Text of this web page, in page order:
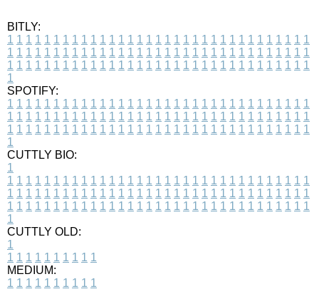
BITLY:
1 1 1 1 1 1 1 1 1 1 1 1 1 1 1 1 1 1 1 1 1 1 1 1 1 1 1 1 1 1 1 1 1
1 1 1 1 1 1 1 1 1 1 1 1 1 1 1 1 1 1 1 1 1 1 1 1 1 1 1 1 1 1 1 1 1
1 1 1 1 1 1 1 1 1 1 1 1 1 1 1 1 1 1 1 1 1 1 1 1 1 1 1 1 1 1 1 1 1
1
SPOTIFY:
1 1 1 1 1 1 1 1 1 1 1 1 1 1 1 1 1 1 1 1 1 1 1 1 1 1 1 1 1 1 1 1 1
1 1 1 1 1 1 1 1 1 1 1 1 1 1 1 1 1 1 1 1 1 1 1 1 1 1 1 1 1 1 1 1 1
1 1 1 1 1 1 1 1 1 1 1 1 1 1 1 1 1 1 1 1 1 1 1 1 1 1 1 1 1 1 1 1 1
1
CUTTLY BIO:
1
1 1 1 1 1 1 1 1 1 1 1 1 1 1 1 1 1 1 1 1 1 1 1 1 1 1 1 1 1 1 1 1 1
1 1 1 1 1 1 1 1 1 1 1 1 1 1 1 1 1 1 1 1 1 1 1 1 1 1 1 1 1 1 1 1 1
1 1 1 1 1 1 1 1 1 1 1 1 1 1 1 1 1 1 1 1 1 1 1 1 1 1 1 1 1 1 1 1 1
1
CUTTLY OLD:
1
1 1 1 1 1 1 1 1 1 1
MEDIUM:
1 1 1 1 1 1 1 1 1 1